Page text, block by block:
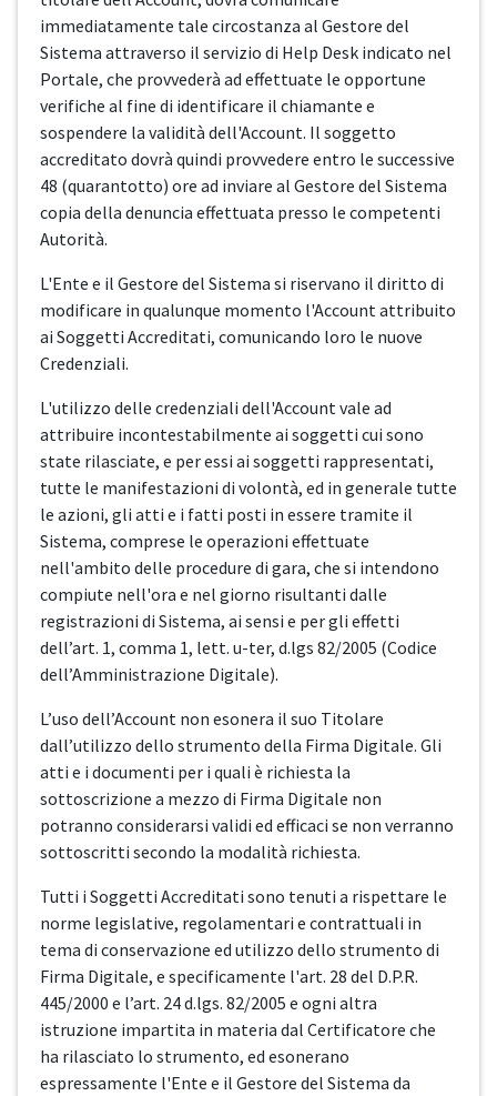
immediatamente tale circostanza al Gestore del
Sistema attraverso il servizio di Help Desk indicato nel
Portale, che provvederà ad effettuate le opportune
verifiche al fine di identificare il chiamante e
sospendere la validità dell'Account. Il soggetto
accreditato dovrà quindi provvedere entro le successive
48 (quarantotto) ore ad inviare al Gestore del Sistema
copia della denuncia effettuata presso le competenti
Autorità.
L'Ente e il Gestore del Sistema si riservano il diritto di
modificare in qualunque momento l'Account attribuito
ai Soggetti Accreditati, comunicando loro le nuove
Credenziali.
L'utilizzo delle credenziali dell'Account vale ad
attribuire incontestabilmente ai soggetti cui sono
state rilasciate, e per essi ai soggetti rappresentati,
tutte le manifestazioni di volontà, ed in generale tutte
le azioni, gli atti e i fatti posti in essere tramite il
Sistema, comprese le operazioni effettuate
nell'ambito delle procedure di gara, che si intendono
compiute nell'ora e nel giorno risultanti dalle
registrazioni di Sistema, ai sensi e per gli effetti
dell’art. 1, comma 1, lett. u-ter, d.lgs 82/2005 (Codice
dell’Amministrazione Digitale).
L’uso dell’Account non esonera il suo Titolare
dall’utilizzo dello strumento della Firma Digitale. Gli
atti e i documenti per i quali è richiesta la
sottoscrizione a mezzo di Firma Digitale non
potranno considerarsi validi ed efficaci se non verranno
sottoscritti secondo la modalità richiesta.
Tutti i Soggetti Accreditati sono tenuti a rispettare le
norme legislative, regolamentari e contrattuali in
tema di conservazione ed utilizzo dello strumento di
Firma Digitale, e specificamente l'art. 28 del D.P.R.
445/2000 e l’art. 24 d.lgs. 82/2005 e ogni altra
istruzione impartita in materia dal Certificatore che
ha rilasciato lo strumento, ed esonerano
espressamente l'Ente e il Gestore del Sistema da